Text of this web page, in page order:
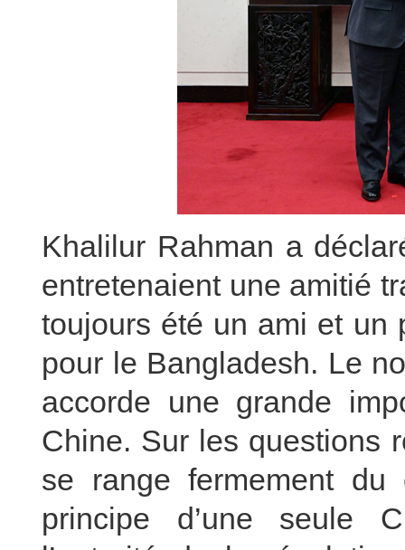
Khalilur Rahman a
entretenaient une amitié
toujours été un ami et un
pour le Bangladesh. Le
accorde une grande
Chine. Sur les questions
se range fermement
principe d’une seule